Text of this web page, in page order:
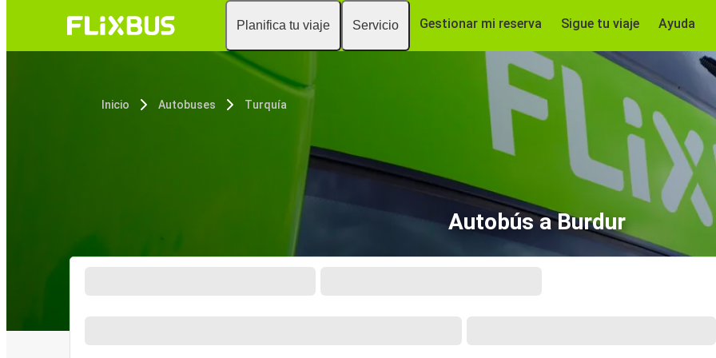
Planifica tu viaje Servicio Gestionar mi reserva Sigue tu viaje Ayuda
Inicio Autobuses Turquía
Autobús a Burdur